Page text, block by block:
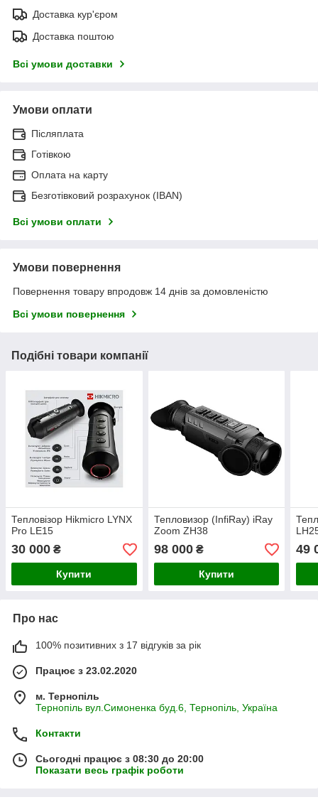
Доставка кур'єром
Доставка поштою
Всі умови доставки
Умови оплати
Післяплата
Готівкою
Оплата на карту
Безготівковий розрахунок (IBAN)
Всі умови оплати
Умови повернення
Повернення товару впродовж 14 днів за домовленістю
Всі умови повернення
Подібні товари компанії
Тепловізор Hikmicro LYNX
Pro LE15
30 000 ₴
Купити
Тепловизор (InfiRay) iRay
Zoom ZH38
98 000₴
Купити
49
Про нас
100% позитивних з 17 відгуків за рік
Працює з 23.02.2020
м. Тернопіль
Тернопіль вул.Симоненка буд.6, Тернопіль, Україна
Контакти
Сьогодні працює з 08:30 до 20:00
Показати весь графік роботи